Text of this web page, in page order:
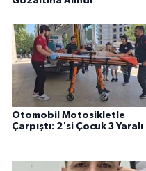
Otomobil Motosikletle
Çarpıştı: 2'si Çocuk 3 Yaralı